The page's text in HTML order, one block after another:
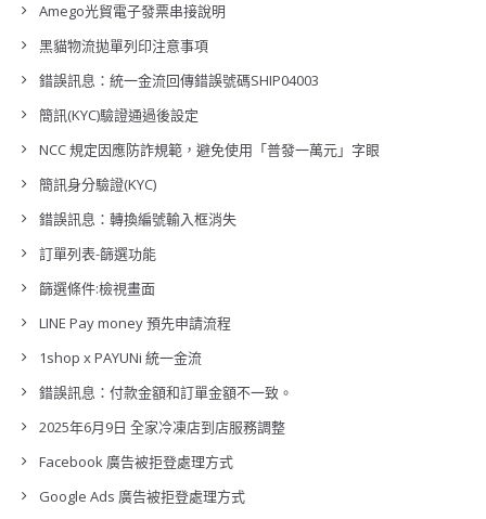
Amego光貿電子發票串接說明
黑貓物流拋單列印注意事項
錯誤訊息：統一金流回傳錯誤號碼SHIP04003
簡訊(KYC)驗證通過後設定
NCC 規定因應防詐規範，避免使用「普發一萬元」字眼
簡訊身分驗證(KYC)
錯誤訊息：轉換編號輸入框消失
訂單列表-篩選功能
篩選條件:檢視畫面
LINE Pay money 預先申請流程
1shop x PAYUNi 統一金流
錯誤訊息：付款金額和訂單金額不一致。
2025年6月9日 全家冷凍店到店服務調整
Facebook 廣告被拒登處理方式
Google Ads 廣告被拒登處理方式